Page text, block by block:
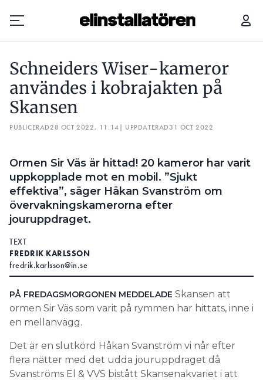
Prenumerera
Hantera prenumeration
Annonsera
Läs E-tidningen
Om tidningen
Kontakt
Personuppgifter
Search for:
Schneiders Wiser-kameror
användes i kobrajakten på
Skansen
PUBLICERAD28 OCT 2022, 11:14| UPPDATERAD31 OCT 2022
Ormen Sir Väs är hittad! 20 kameror har varit
uppkopplade mot en mobil. ”Sjukt
effektiva”, säger Håkan Svanström om
övervakningskamerorna efter
jouruppdraget.
TEXT
FREDRIK KARLSSON
fredrik.karlsson@in.se
PÅ FREDAGSMORGONEN MEDDELADE Skansen att
ormen Sir Väs som varit på rymmen har hittats, inne i
en mellanvägg.
Det är en slutkörd Håkan Svanström vi når efter
flera nätter med det udda jouruppdraget då
Svanströms El & VVS bistått Skansenakvariet i att